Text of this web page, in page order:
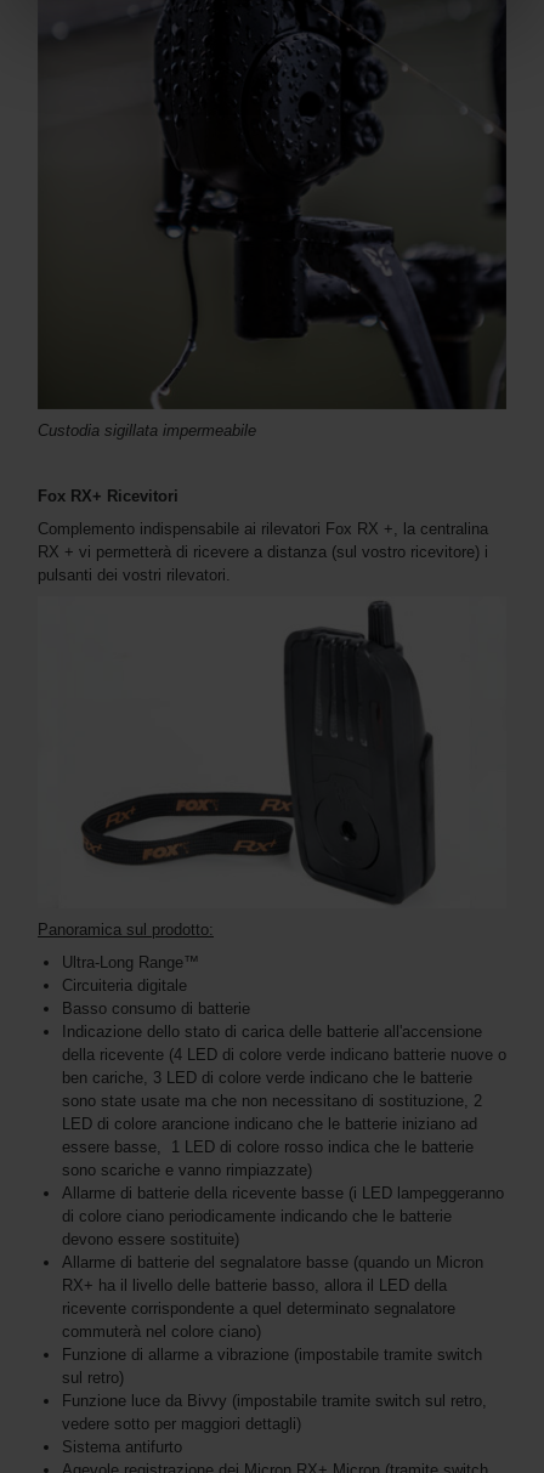
Custodia sigillata impermeabile
Fox RX+ Ricevitori
Complemento indispensabile ai rilevatori Fox RX +, la centralina
RX + vi permetterà di ricevere a distanza (sul vostro ricevitore) i
pulsanti dei vostri rilevatori.
Panoramica sul prodotto:
Ultra-Long Range™
Circuiteria digitale
Basso consumo di batterie
Indicazione dello stato di carica delle batterie all'accensione
della ricevente (4 LED di colore verde indicano batterie nuove o
ben cariche, 3 LED di colore verde indicano che le batterie
sono state usate ma che non necessitano di sostituzione, 2
LED di colore arancione indicano che le batterie iniziano ad
essere basse, 1 LED di colore rosso indica che le batterie
sono scariche e vanno rimpiazzate)
Allarme di batterie della ricevente basse (i LED lampeggeranno
di colore ciano periodicamente indicando che le batterie
devono essere sostituite)
Allarme di batterie del segnalatore basse (quando un Micron
RX+ ha il livello delle batterie basso, allora il LED della
ricevente corrispondente a quel determinato segnalatore
commuterà nel colore ciano)
Funzione di allarme a vibrazione (impostabile tramite switch
sul retro)
Funzione luce da Bivvy (impostabile tramite switch sul retro,
vedere sotto per maggiori dettagli)
Sistema antifurto